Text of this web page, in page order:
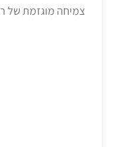
צמיחה מוגזמת של